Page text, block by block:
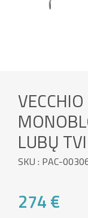
LUBŲ
SKU : PAC-
274 €